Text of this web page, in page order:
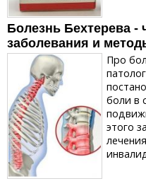
Болезнь Бехтерева -
заболевания и
Про
боли в
этого